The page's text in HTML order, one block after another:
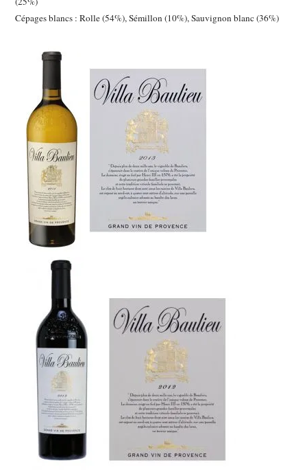
Cépages blancs :Rolle(54%),Sémillon(10%),Sauvignon blanc(36%)